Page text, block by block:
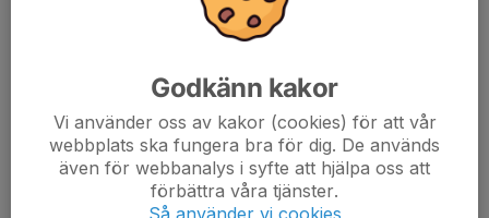
Styrka och kondition med thaiboxning som inriktning
Godkänn kakor
Vi använder oss av kakor (cookies) för att vår
webbplats ska fungera bra för dig. De används
även för webbanalys i syfte att hjälpa oss att
förbättra våra tjänster.
Så använder vi cookies